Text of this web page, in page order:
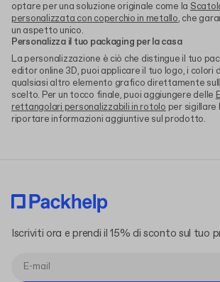
optare per una soluzione originale come la
personalizzata con coperchio in metallo, che
un aspetto unico.
Personalizza il tuo packaging per la casa
La personalizzazione è ciò che distingue il tuo
editor online 3D, puoi applicare il tuo logo, i colori
qualsiasi altro elemento grafico direttamente
scelto. Per un tocco finale, puoi aggiungere delle
rettangolari personalizzabili in rotolo per sigillare
riportare informazioni aggiuntive sul prodotto.
Iscriviti ora e prendi il 15% di sconto sul tuo